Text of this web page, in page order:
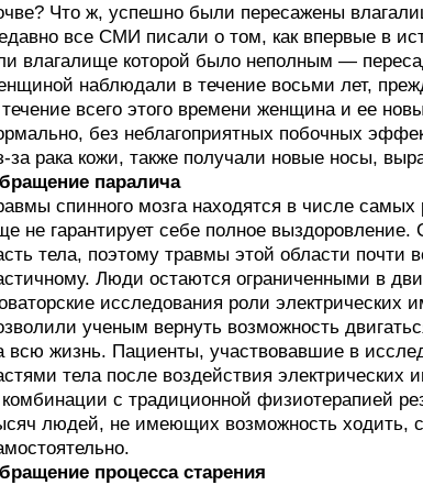
Что ж, успешно были пересажены
все СМИ писали о том, как впервые в
влагалище которой было неполным —
наблюдали в течение восьми лет,
всего этого времени женщина и ее
без неблагоприятных побочных
за рака кожи, также получали новые носы,
паралича
спинного мозга находятся в числе
не гарантирует себе полное
тела, поэтому травмы этой области почти
Люди остаются ограниченными в
исследования роли электрических
ученым вернуть возможность
всю жизнь. Пациенты, участвовавшие в
тела после воздействия электрических
с традиционной физиотерапией
людей, не имеющих возможность ходить,
процесса старения